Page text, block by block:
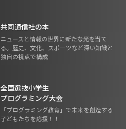
共同通信社の本
ニュースと情報の世界に新たな光を当て
る。歴史、文化、スポーツなど深い知識と
独自の視点で構成
全国選抜小学生
プログラミング大会
「プログラミング教育」で未来を創造する
子どもたちを応援！！